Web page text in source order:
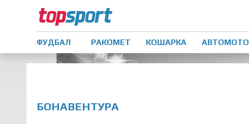
ФУДБАЛ РАКОМЕТ КОШАРКА АВТОМОТО
БОНАВЕНТУРА